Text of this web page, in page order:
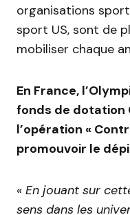
organisations
sport US, sont de
mobiliser chaque
En France,
fonds de dotation
l’opération «
promouvoir le
« En jouant sur
sens dans les